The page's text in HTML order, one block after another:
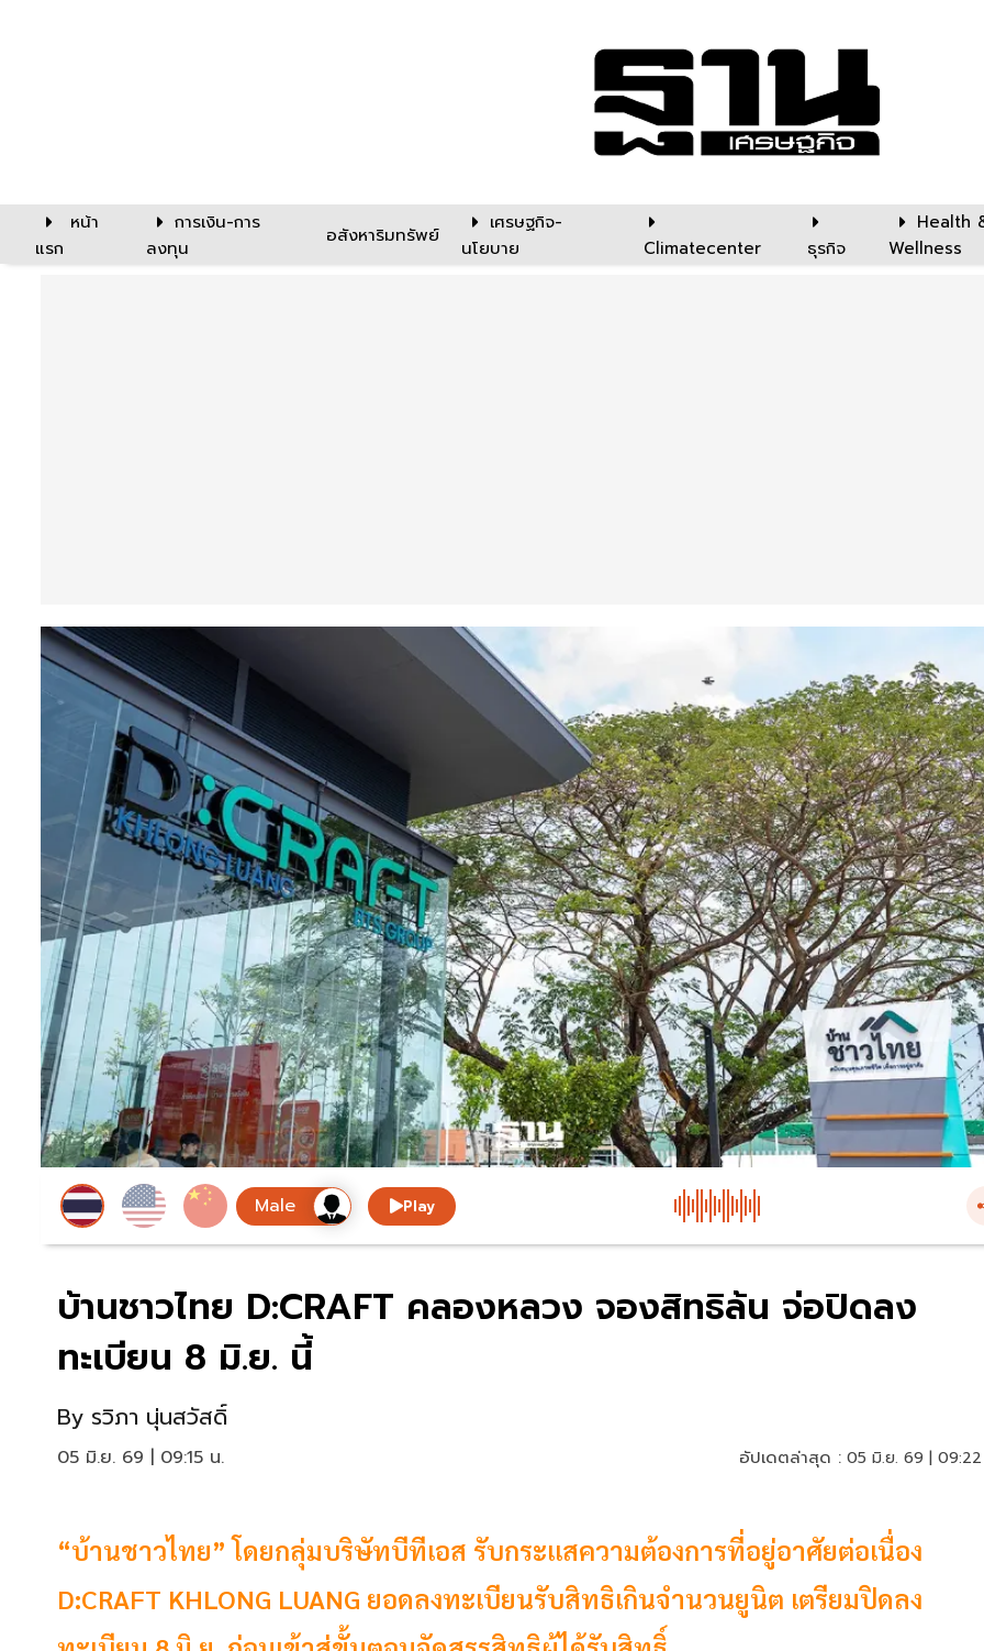
หน้า
แรก
การเงิน-การ
ลงทุน
อสังหาริมทรัพย์
เศรษฐกิจ-
นโยบาย
Climatecenter ธุรกิจ
Health
Wellness
Play
บ้านชาวไทย D:CRAFT คลองหลวง จองสิทธิล้น จ่อปิดลง
ทะเบียน 8 มิ.ย. นี้
By รวิภา นุ่นสวัสดิ์
05 มิ.ย. 69 | 09:15 น. อัปเดตล่าสุด : 05 มิ.ย. 69 |
“บ้านชาวไทย” โดยกลุ่มบริษัทบีทีเอส รับกระแสความต้องการที่อยู่อาศัยต่อเนื่อง
D:CRAFT KHLONG LUANG ยอดลงทะเบียนรับสิทธิเกินจำนวนยูนิต เตรียมปิดลง